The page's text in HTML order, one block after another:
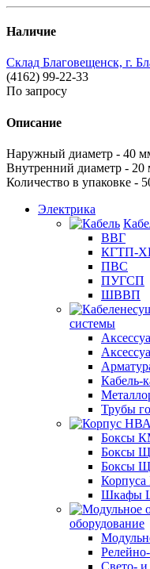
Наличие
Склад Благовещенск, г.
(4162) 99-22-33
По запросу
Описание
Наружный диаметр - 40
Внутренний диаметр - 20
Количество в упаковке -
Электрика
ВВГ
КГТП-
ПВС
ПУГСП
ШВВП
системы
Кабель-
Трубы
Боксы
Боксы
Боксы
Корпуса
Шкафы
оборудование
Свето- и